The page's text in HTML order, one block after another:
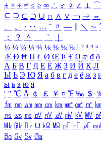
± × ÷ ≠ ≤ ≥ ∞ ∴ ♂ ♀ ∠ ⊥ ⌒
⊆ ⊇ ⊂ ⊃ ∪ ∩ ∧ ∨ ￢ ⇒ ⇔
、
。 · ‥ … ¨ 〃 ― ＼ ∼ ´
；
？ ＾ ｀
½ ⅓ ⅔ ¼ ¾ ⅛ ⅜ ⅝ ⅞ ¹ ² ³ ⁴ ⁿ
Æ Ð Ħ Ĳ Ł Ø Œ Þ Ŧ Ŋ æ đ ð
А Б В Г Д Е Ё Ж З И Й К Л
Ы Ь Э Ю Я а б в г д е ё ж з
ы ь э ю я
′ ″ ℃ Å ￠ ￡ ￥ ¤ ℉ ‰ ＄
㎙ ㎚ ㎛ ㎜ ㎝ ㎞ ㎟ ㎠ ㎡
㎱ ㎲ ㎳ ㎴ ㎵ ㎶ ㎷ ㎸ ㎹
㎒ ㎓ ㎔ Ω ㏀ ㏁ ㎊ ㎋ ㎌ ㏖
㏃ ㏉ ㏜ ㏆